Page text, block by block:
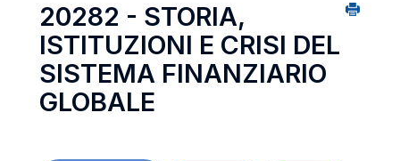
20282 - STORIA,
ISTITUZIONI E CRISI DEL
SISTEMA FINANZIARIO
GLOBALE